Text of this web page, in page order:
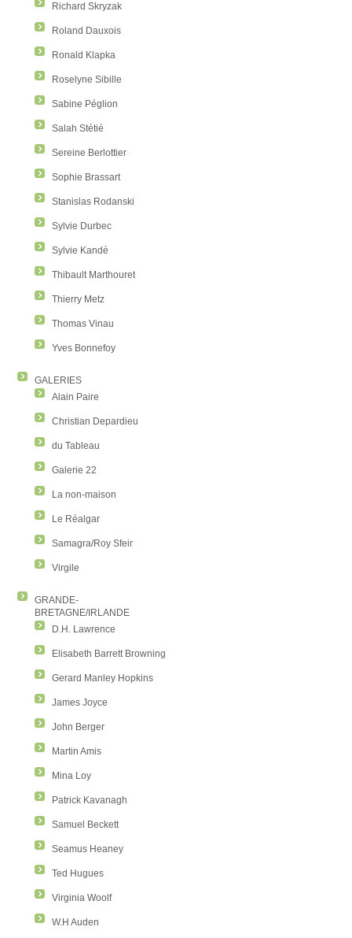
Richard Skryzak
Roland Dauxois
Ronald Klapka
Roselyne Sibille
Sabine Péglion
Salah Stétié
Sereine Berlottier
Sophie Brassart
Stanislas Rodanski
Sylvie Durbec
Sylvie Kandé
Thibault Marthouret
Thierry Metz
Thomas Vinau
Yves Bonnefoy
GALERIES
Alain Paire
Christian Depardieu
du Tableau
Galerie 22
La non-maison
Le Réalgar
Samagra/Roy Sfeir
Virgile
GRANDE-
BRETAGNE/IRLANDE
D.H. Lawrence
Elisabeth Barrett Browning
Gerard Manley Hopkins
James Joyce
John Berger
Martin Amis
Mina Loy
Patrick Kavanagh
Samuel Beckett
Seamus Heaney
Ted Hugues
Virginia Woolf
W.H Auden